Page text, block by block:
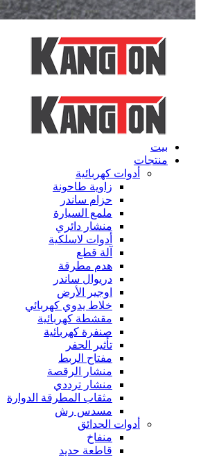
بيت
منتجات
أدوات كهربائية
زاوية طاحونة
حزام ساندر
ملمع السيارة
منشار دائري
أدوات لاسلكية
آلة قطع
هدم مطرقة
دريوال ساندر
اوجير الأرض
خلاط يدوي كهربائي
مقشطة كهربائية
صنفرة كهربائية
تأثير الحفر
مفتاح الربط
منشار الرقصة
منشار ترددي
مثقاب المطرقة الدوارة
مسدس رش
أدوات الحدائق
منفاخ
قاطعة حديد